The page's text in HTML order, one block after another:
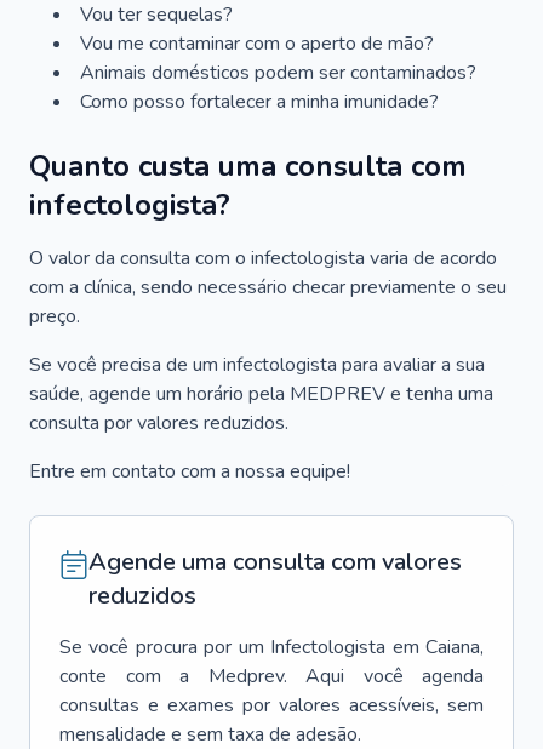
Vou ter sequelas?
Vou me contaminar com o aperto de mão?
Animais domésticos podem ser contaminados?
Como posso fortalecer a minha imunidade?
Quanto custa uma consulta com
infectologista?
O valor da consulta com o infectologista varia de acordo
com a clínica, sendo necessário checar previamente o seu
preço.
Se você precisa de um infectologista para avaliar a sua
saúde, agende um horário pela MEDPREV e tenha uma
consulta por valores reduzidos.
Entre em contato com a nossa equipe!
Agende uma consulta com valores
reduzidos
Se você procura por um Infectologista em Caiana,
conte com a Medprev. Aqui você agenda
consultas e exames por valores acessíveis, sem
mensalidade e sem taxa de adesão.